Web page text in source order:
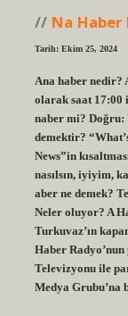
Na Haber
Tarih: Ekim 25, 2024
Ana haber nedir?
olarak saat 17:00
naber mi? Doğru:
demektir?
News”in
nasılsın, iyiyim,
aber ne demek?
Neler oluyor? A
Turkuvaz’ın
Haber
Televizyonu ile
Medya Grubu’na